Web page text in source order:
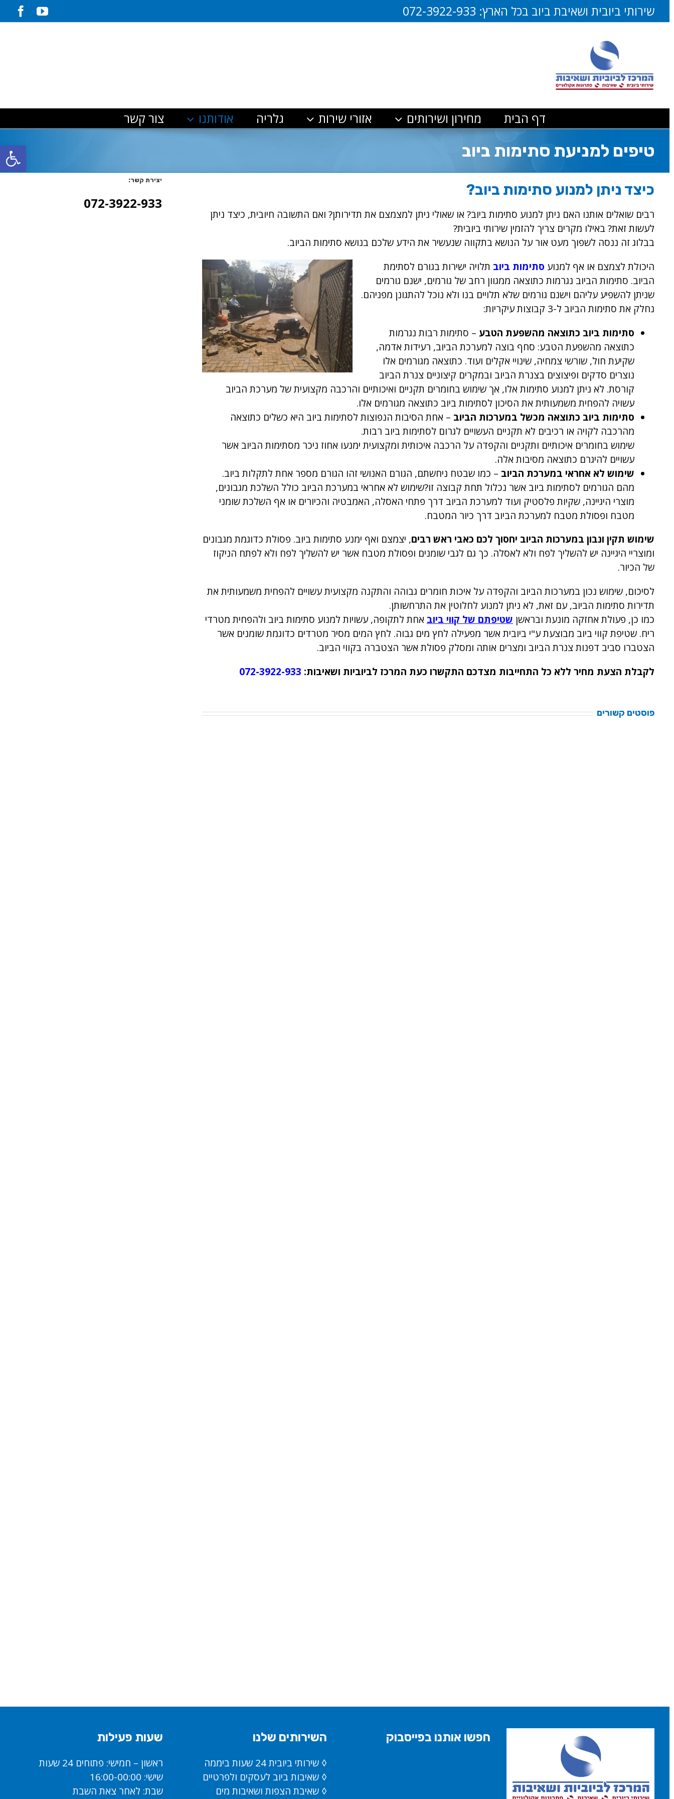
לתוכן
שירותי ביובית ושאיבת ביוב בכל הארץ: 072-3922-933
דף הבית מחירון ושירותים אזורי שירות גלריה אודותנו צור קשר
טיפים למניעת סתימות ביוב
כיצד ניתן למנוע סתימות ביוב?
רבים שואלים אותנו האם ניתן למנוע סתימות ביוב? או שאולי ניתן למצמצם את תדירותן? ואם התשובה חיובית, כיצד ניתן
לעשות זאת? באילו מקרים צריך להזמין שירותי ביובית?
בבלוג זה ננסה לשפוך מעט אור על הנושא בתקווה שנעשיר את הידע שלכם בנושא סתימות הביוב.
היכולת לצמצם או אף למנוע סתימות ביוב תלויה ישירות בגורם לסתימת
הביוב. סתימות הביוב נגרמות כתוצאה ממגוון רחב של גורמים, ישנם גורמים
שניתן להשפיע עליהם וישנם גורמים שלא תלויים בנו ולא נוכל להתגונן מפניהם.
נחלק את סתימות הביוב ל-3 קבוצות עיקריות:
סתימות ביוב כתוצאה מהשפעת הטבע – סתימות רבות נגרמות
כתוצאה מהשפעת הטבע: סחף בוצה למערכת הביוב, רעידות אדמה,
שקיעת חול, שורשי צמחיה, שינויי אקלים ועוד. כתוצאה מגורמים אלו
נוצרים סדקים ופיצוצים בצנרת הביוב ובמקרים קיצוניים צנרת הביוב
קורסת. לא ניתן למנוע סתימות אלו, אך שימוש בחומרים תקניים ואיכותיים והרכבה מקצועית של מערכת הביוב
עשויה להפחית משמעותית את הסיכון לסתימות ביוב כתוצאה מגורמים אלו.
סתימות ביוב כתוצאה מכשל במערכות הביוב – אחת הסיבות הנפוצות לסתימות ביוב היא כשלים כתוצאה
מהרכבה לקויה או רכיבים לא תקניים העשויים לגרום לסתימות ביוב רבות.
שימוש בחומרים איכותיים ותקניים והקפדה על הרכבה איכותית ומקצועית ימנעו אחוז ניכר מסתימות הביוב אשר
עשויים להיגרם כתוצאה מסיבות אלה.
שימוש לא אחראי במערכת הביוב – כמו שבטח ניחשתם, הגורם האנושי זהו הגורם מספר אחת לתקלות ביוב.
מהם הגורמים לסתימות ביוב אשר נכלול תחת קבוצה זו?שימוש לא אחראי במערכת הביוב כולל השלכת מגבונים,
מוצרי היגיינה, שקיות פלסטיק ועוד למערכת הביוב דרך פתחי האסלה, האמבטיה והכיורים או אף השלכת שומני
מטבח ופסולת מטבח למערכת הביוב דרך כיור המטבח.
שימוש תקין ונבון במערכות הביוב יחסוך לכם כאבי ראש רבים, יצמצם ואף ימנע סתימות ביוב. פסולת כדוגמת מגבונים
ומוצריי היגיינה יש להשליך לפח ולא לאסלה. כך גם לגבי שומנים ופסולת מטבח אשר יש להשליך לפח ולא לפתח הניקוז
של הכיור.
לסיכום, שימוש נכון במערכות הביוב והקפדה על איכות חומרים גבוהה והתקנה מקצועית עשויים להפחית משמעותית את
תדירות סתימות הביוב, עם זאת, לא ניתן למנוע לחלוטין את התרחשותן.
כמו כן, פעולת אחזקה מונעת ובראשן שטיפתם של קווי ביוב אחת לתקופה, עשויות למנוע סתימות ביוב ולהפחית מטרדי
ריח. שטיפת קווי ביוב מבוצעת ע"י ביובית אשר מפעילה לחץ מים גבוה. לחץ המים מסיר מטרדים כדוגמת שומנים אשר
הצטברו סביב דפנות צנרת הביוב ומצרים אותה ומסלק פסולת אשר הצטברה בקווי הביוב.
לקבלת הצעת מחיר ללא כל התחייבות מצדכם התקשרו כעת המרכז לביוביות ושאיבות: 072-3922-933
פוסטים קשורים
יצירת קשר:
072-3922-933
חפשו אותנו בפייסבוק השירותים שלנו
◊ שירותי ביובית 24 שעות ביממה
◊ שאיבות ביוב לעסקים ולפרטיים
◊ שאיבת הצפות ושאיבות מים
שעות פעילות
ראשון – חמישי: פתוחים 24 שעות
שישי: 16:00-00:00
שבת: לאחר צאת השבת
פתח